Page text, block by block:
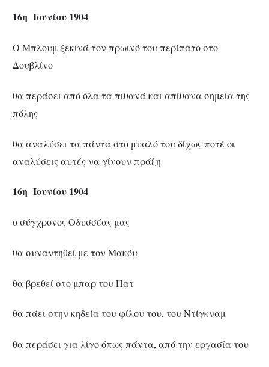
16η Ιουνίου 1904
Ο Μπλουμ ξεκινά τον πρωινό του περίπατο στο
Δουβλίνο
θα περάσει από όλα τα πιθανά και απίθανα σημεία της
πόλης
θα αναλύσει τα πάντα στο μυαλό του δίχως ποτέ οι
αναλύσεις αυτές να γίνουν πράξη
16η Ιουνίου 1904
ο σύγχρονος Οδυσσέας μας
θα συναντηθεί με τον Μακόυ
θα βρεθεί στο μπαρ του Πατ
θα πάει στην κηδεία του φίλου του, του Ντίγκναμ
θα περάσει για λίγο όπως πάντα, από την εργασία του